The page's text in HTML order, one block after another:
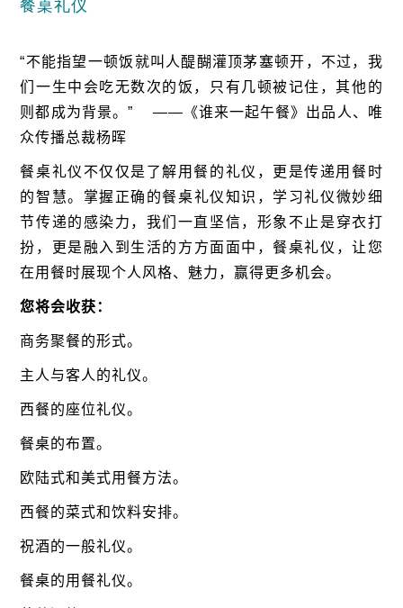
餐桌礼仪
“不能指望一顿饭就叫人醍醐灌顶茅塞顿开，不过，我
们一生中会吃无数次的饭，只有几顿被记住，其他的
则都成为背景。 ” —— 《谁来一起午餐》出品人、唯
众传播总裁杨晖
餐桌礼仪不仅仅是了解用餐的礼仪，更是传递用餐时
的智慧。 掌握正确的餐桌礼仪知识，学习礼仪微妙细
节传递的感染力，我们一直坚信， 形象不止是穿衣打
扮，更是融入 到 生活的方方面面中 ，餐桌礼仪，让您
在用餐时展现个人风格、魅力，赢得更多机会。
您将会收获：
商务聚餐的形式。
主人与客人的礼仪。
西餐的座位礼仪。
餐桌的布置。
欧陆式和美式用餐方法。
西餐的菜式和饮料安排。
祝酒的一般礼仪。
餐桌的用餐礼仪。